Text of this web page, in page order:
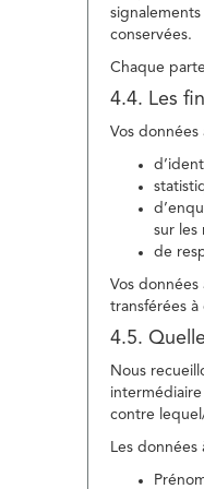
conservées.
Chaque
4.4. Les
Vos
sur les
de
Vos
transférées
4.5.
Nous
contre
Les